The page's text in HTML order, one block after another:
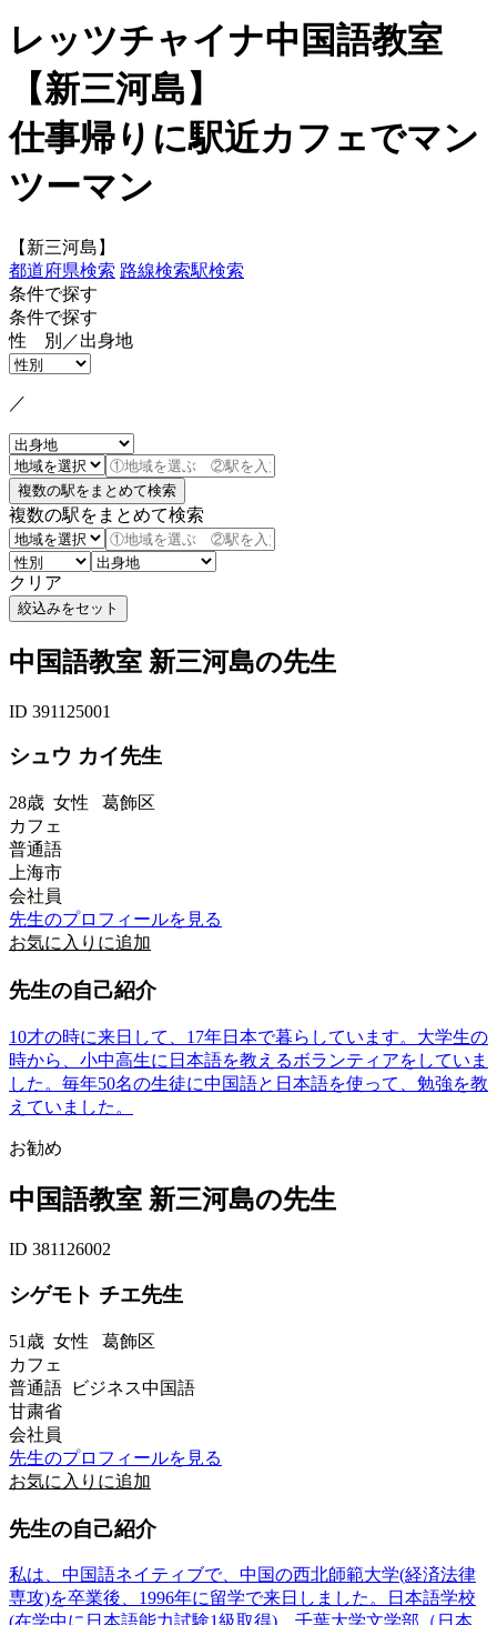
レッツチャイナ中国語教室
【新三河島】
仕事帰りに駅近カフェでマン
ツーマン
【新三河島】
都道府県検索 路線検索駅検索
条件で探す
条件で探す
性 別／出身地
／
複数の駅をまとめて検索
クリア
中国語教室 新三河島の先生
ID 391125001
シュウ カイ先生
28歳 女性 葛飾区
カフェ
普通語
上海市
会社員
先生のプロフィールを見る
お気に入りに追加
先生の自己紹介
10才の時に来日して、17年日本で暮らしています。大学生の
時から、小中高生に日本語を教えるボランティアをしていま
した。毎年50名の生徒に中国語と日本語を使って、勉強を教
えていました。
お勧め
中国語教室 新三河島の先生
ID 381126002
シゲモト チエ先生
51歳 女性 葛飾区
カフェ
普通語 ビジネス中国語
甘粛省
会社員
先生のプロフィールを見る
お気に入りに追加
先生の自己紹介
私は、中国語ネイティブで、中国の西北師範大学(経済法律
専攻)を卒業後、1996年に留学で来日しました。日本語学校